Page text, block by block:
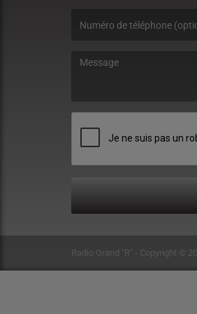
Radio Grand "R" - Copyright ©